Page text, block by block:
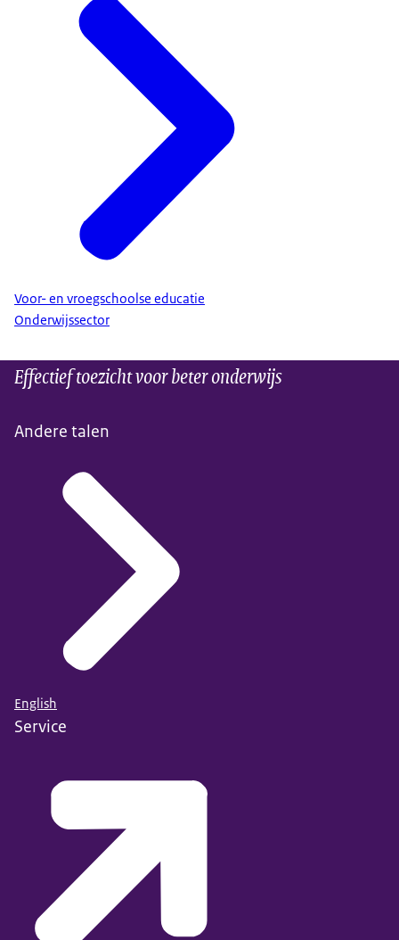
Voor- en vroegschoolse educatie
Onderwijssector
Effectief toezicht voor beter onderwijs
Andere talen
English
Service